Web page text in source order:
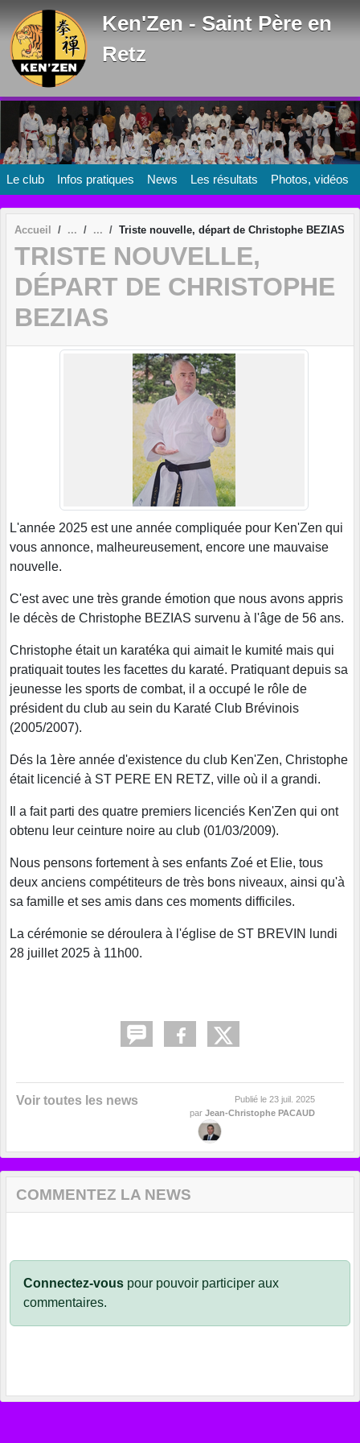
Ken'Zen - Saint Père en
Retz
Le club Infos pratiques News Les résultats Photos, vidéos
Accueil Triste nouvelle, départ de Christophe BEZIAS
TRISTE NOUVELLE,
DÉPART DE CHRISTOPHE
BEZIAS
L'année 2025 est une année compliquée pour Ken'Zen qui
vous annonce, malheureusement, encore une mauvaise
nouvelle.
C'est avec une très grande émotion que nous avons appris
le décès de Christophe BEZIAS survenu à l'âge de 56 ans.
Christophe était un karatéka qui aimait le kumité mais qui
pratiquait toutes les facettes du karaté. Pratiquant depuis sa
jeunesse les sports de combat, il a occupé le rôle de
président du club au sein du Karaté Club Brévinois
(2005/2007).
Dés la 1ère année d'existence du club Ken'Zen, Christophe
était licencié à ST PERE EN RETZ, ville où il a grandi.
Il a fait parti des quatre premiers licenciés Ken'Zen qui ont
obtenu leur ceinture noire au club (01/03/2009).
Nous pensons fortement à ses enfants Zoé et Elie, tous
deux anciens compétiteurs de très bons niveaux, ainsi qu'à
sa famille et ses amis dans ces moments difficiles.
La cérémonie se déroulera à l'église de ST BREVIN lundi
28 juillet 2025 à 11h00.
Voir toutes les news Publié le 23 juil. 2025
par Jean-Christophe PACAUD
COMMENTEZ LA NEWS
Connectez-vous pour pouvoir participer aux
commentaires.
Panneau de gestion des cookies